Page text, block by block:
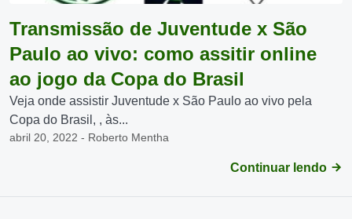
Transmissão de Juventude x São
Paulo ao vivo: como assitir online
ao jogo da Copa do Brasil
Veja onde assistir Juventude x São Paulo ao vivo pela
Copa do Brasil, , às...
abril 20, 2022 - Roberto Mentha
Continuar lendo